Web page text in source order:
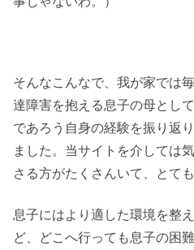
そんなこんなで、我が家では
達障害を抱える息子の母とし
であろう自身の経験を振り返
ました。当サイトを介しては
さる方がたくさんいて、とて
息子にはより適した環境を整
ど、どこへ行っても息子の困